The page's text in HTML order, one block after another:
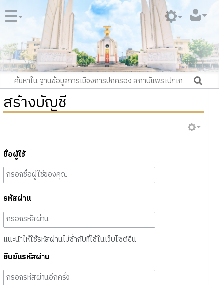
สร้างบัญชี
ชื่อผู้ใช้
รหัสผ่าน
แนะนำให้ใช้รหัสผ่านไม่ซ้ำกับที่ใช้ในเว็บไซต์อื่น
ยืนยันรหัสผ่าน